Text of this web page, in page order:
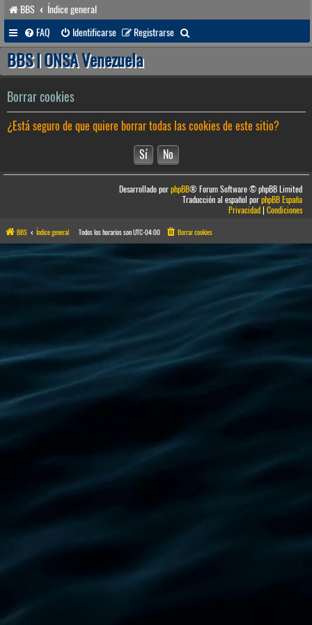
BBS
Índice general
FAQ
Identificarse Registrarse
u
a
r
BBS | ONSA Venezuela
Borrar cookies
¿Está seguro de que quiere borrar todas las cookies de este sitio?
Desarrollado porphpBB® Forum Software © phpBB Limited
Traducción al español porphpBB España
Privacidad|Condiciones
BBS Índice general Todos los horarios sonUTC-04:00 Borrar cookies